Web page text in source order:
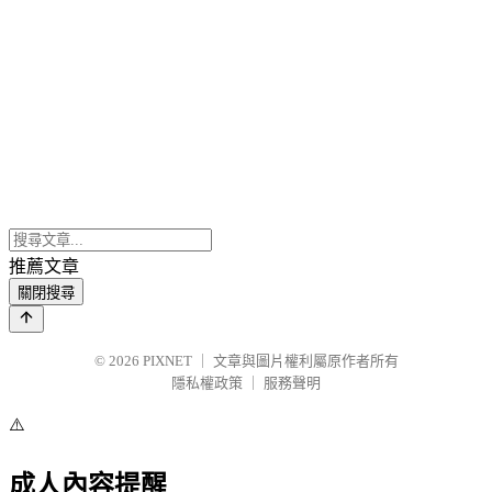
推薦文章
關閉搜尋
© 2026 PIXNET
文章與圖片權利屬原作者所有
隱私權政策
服務聲明
⚠️
成人內容提醒